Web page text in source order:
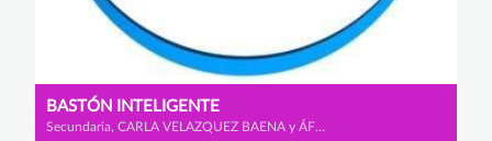
BASTÓN INTELIGENTE
Secundaria, CARLA VELAZQUEZ BAENA y ÁFRICA MORALES VISCASILLAS